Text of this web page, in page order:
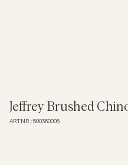
Skjorter
Jeffrey Brushed
ART.NR.: 500360005